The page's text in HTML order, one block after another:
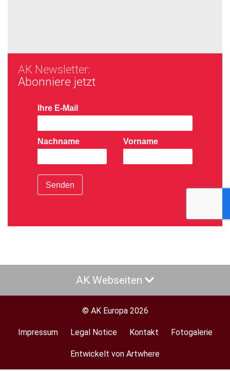
AK Newsletter:
Abonniere jetzt
Ihre E-Mail
Nachname Vorname
Senden
AK Webseiten
© AK Europa 2026
Footer
Impressum Legal Notice Kontakt Fotogalerie
Entwickelt von Artwhere